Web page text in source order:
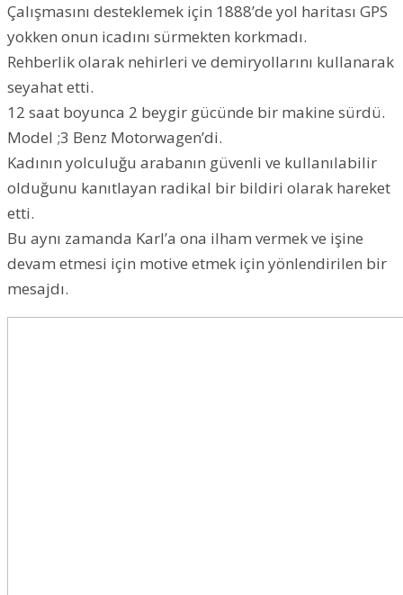
Çalışmasını desteklemek için 1888’de yol haritası GPS
yokken onun icadını sürmekten korkmadı.
Rehberlik olarak nehirleri ve demiryollarını kullanarak
seyahat etti.
12 saat boyunca 2 beygir gücünde bir makine sürdü.
Model ;3 Benz Motorwagen’di.
Kadının yolculuğu arabanın güvenli ve kullanılabilir
olduğunu kanıtlayan radikal bir bildiri olarak hareket
etti.
Bu aynı zamanda Karl’a ona ilham vermek ve işine
devam etmesi için motive etmek için yönlendirilen bir
mesajdı.